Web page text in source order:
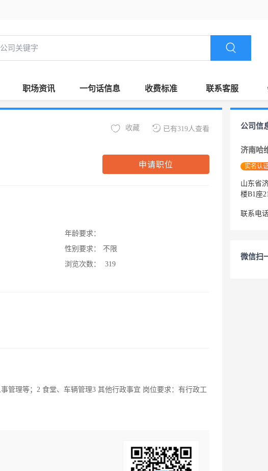
职场资讯 一句话信息 收费标准 联系客服
已有319人查看
收藏
申请职位
年龄要求：
性别要求：
不限
浏览次数：
319
管理等；2 食堂、车辆管理3 其他行政事宜 岗位要求：有行政工
公司信
实名认证
山东省
楼B1座
联系电
微信扫